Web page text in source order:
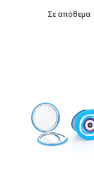
Σε απόθεμα